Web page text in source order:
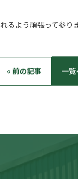
るよう頑張って参りま
« 前の記事 一覧